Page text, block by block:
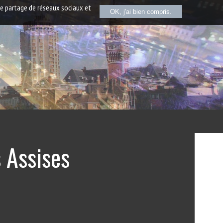
OK, j'ai bien compris.
partage de réseaux sociaux et